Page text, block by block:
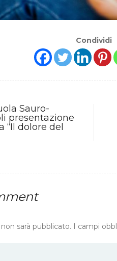
Condividi
Sauro-
presentazione
“Il dolore del
sarà pubblicato. I campi